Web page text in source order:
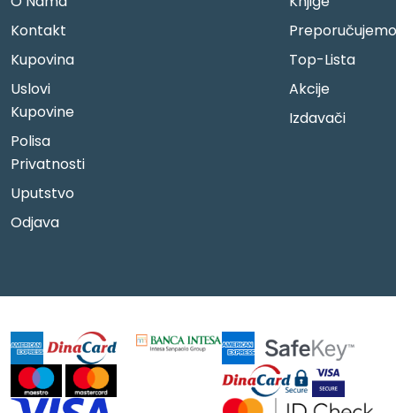
Kontakt
Kupovina
Uslovi
Kupovine
Polisa
Privatnosti
Uputstvo
Odjava
Preporučujemo
Top-Lista
Akcije
Izdavači